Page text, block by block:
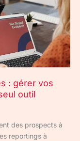
: gérer vos
outil
des prospects à
reportings à